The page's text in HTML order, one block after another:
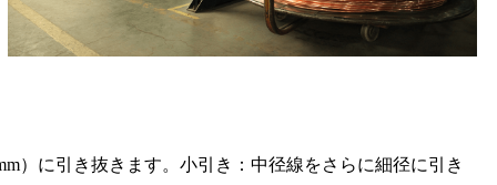
）に引き抜きます。小引き：中径線をさらに細径に引き